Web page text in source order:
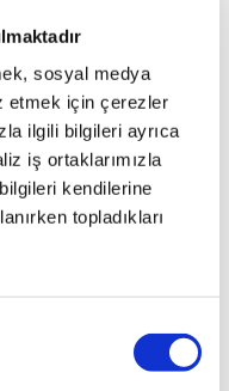
sosyal medya
etmek için çerezler
ilgili bilgileri ayrıca
iş ortaklarımızla
kendilerine
topladıkları